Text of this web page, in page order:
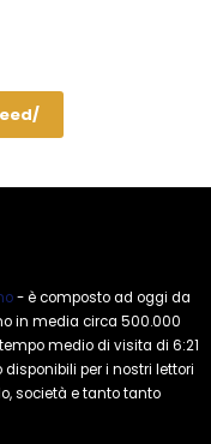
- è composto ad oggi da
in media circa 500.000
medio di visita di 6:21
per i nostri lettori
società e tanto tanto